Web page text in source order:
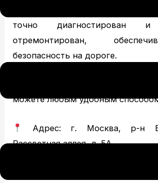
точно диагностирован и
отремонтирован,
безопасность на дороге.
можете любым удобным
Адрес: г. Москва, р-н
Рассветная аллея, д. 5А